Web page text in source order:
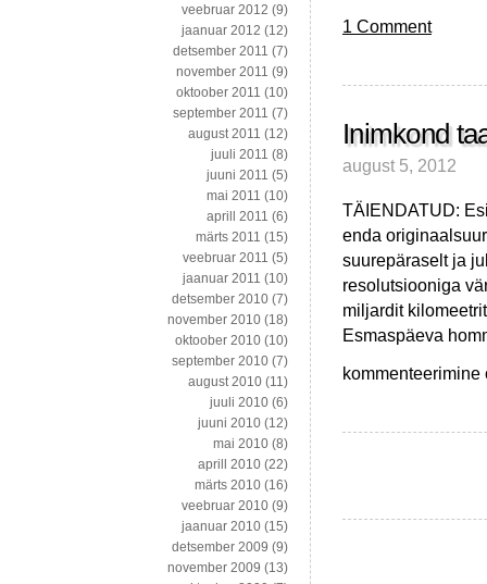
1 Comment
Inimkond
august 5, 2012
TÄIENDATUD:
enda
suurepäraselt ja
resolutsiooniga
miljardit
Esmaspäeva
Inimkond
robotiga
veebruar 2012 (9)
jaanuar 2012 (12)
detsember 2011 (7)
november 2011 (9)
oktoober 2011 (10)
september 2011 (7)
august 2011 (12)
juuli 2011 (8)
juuni 2011 (5)
mai 2011 (10)
aprill 2011 (6)
märts 2011 (15)
veebruar 2011 (5)
jaanuar 2011 (10)
detsember 2010 (7)
november 2010 (18)
oktoober 2010 (10)
september 2010 (7)
august 2010 (11)
juuli 2010 (6)
juuni 2010 (12)
mai 2010 (8)
aprill 2010 (22)
märts 2010 (16)
veebruar 2010 (9)
jaanuar 2010 (15)
detsember 2009 (9)
november 2009 (13)